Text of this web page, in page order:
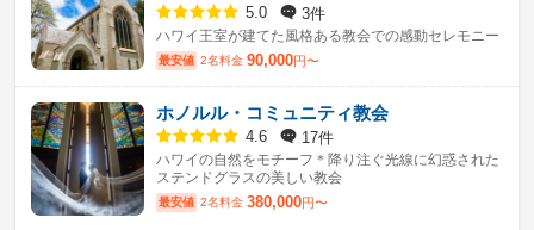
5.0 3件
ハワイ王室が建てた風格ある教会での感動セレモニー
最安値 2名料金 90,000円〜
ホノルル・コミュニティ教会
4.6 17件
ハワイの自然をモチーフ＊降り注ぐ光線に幻惑された
ステンドグラスの美しい教会
最安値 2名料金 380,000円〜